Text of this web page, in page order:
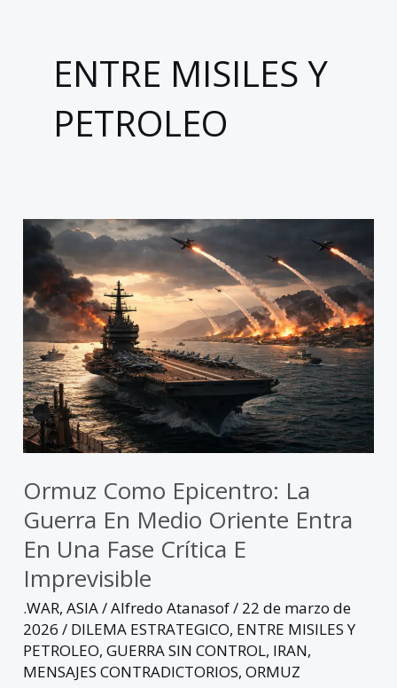
ENTRE MISILES Y
PETROLEO
Ormuz Como Epicentro: La
Guerra En Medio Oriente Entra
En Una Fase Crítica E
Imprevisible
.WAR,ASIA/Alfredo Atanasof/ 22 de marzo de
2026/ DILEMA ESTRATEGICO, ENTRE MISILES Y
PETROLEO,GUERRA SIN CONTROL, IRAN,
MENSAJES CONTRADICTORIOS,ORMUZ
Ormuz
como
epicentro:
la
guerra
en
medio
oriente
entra
en
una
fase
crítica
e
imprevisible